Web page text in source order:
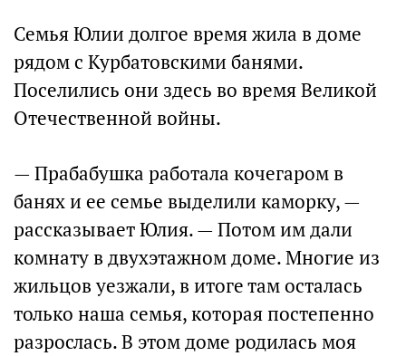
Семья Юлии долгое время жила в доме
рядом с Курбатовскими банями.
Поселились они здесь во время Великой
Отечественной войны.
— Прабабушка работала кочегаром в
банях и ее семье выделили каморку, —
рассказывает Юлия. — Потом им дали
комнату в двухэтажном доме. Многие из
жильцов уезжали, в итоге там осталась
только наша семья, которая постепенно
разрослась. В этом доме родилась моя